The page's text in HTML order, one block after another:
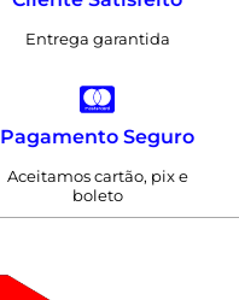
Entrega garantida
Pagamento Seguro
Aceitamos cartão, pix e
boleto